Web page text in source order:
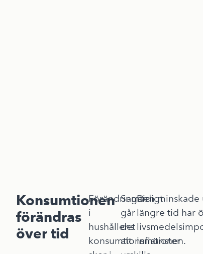
Konsumtionen
förändras
över tid
Förändringar
i
hushållens
konsumtionsmönster
Samtidigt
går
det
att
Den
längre tid har
inflationen.